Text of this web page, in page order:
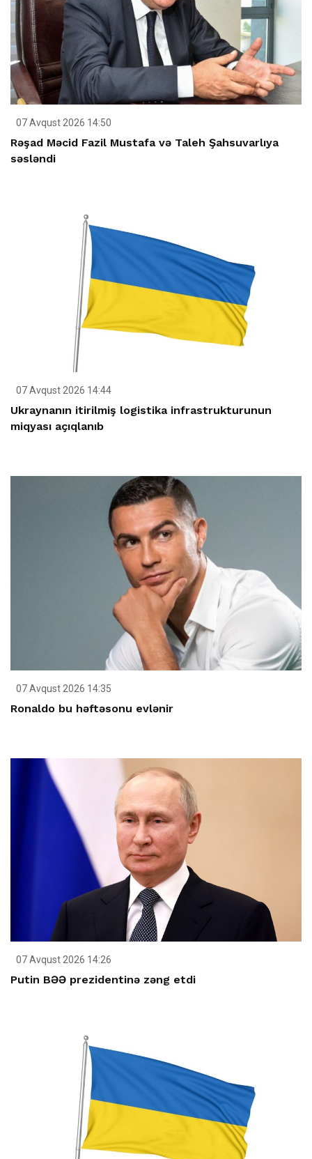
07 Avqust 2026 14:50
Rəşad Məcid Fazil Mustafa və Taleh Şahsuvarlıya
səsləndi
07 Avqust 2026 14:44
Ukraynanın itirilmiş logistika infrastrukturunun
miqyası açıqlanıb
07 Avqust 2026 14:35
Ronaldo bu həftəsonu evlənir
07 Avqust 2026 14:26
Putin BƏƏ prezidentinə zəng etdi